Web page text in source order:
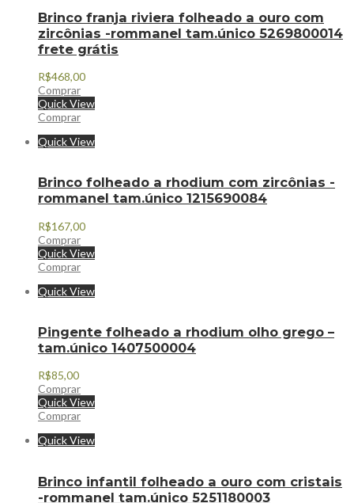
Brinco franja riviera folheado a ouro com
zircônias -rommanel tam.único 5269800014
frete grátis
R$468,00
Comprar
Quick View
Comprar
Quick View
Brinco folheado a rhodium com zircônias -
rommanel tam.único 1215690084
R$167,00
Comprar
Quick View
Comprar
Quick View
Pingente folheado a rhodium olho grego –
tam.único 1407500004
R$85,00
Comprar
Quick View
Comprar
Quick View
Brinco infantil folheado a ouro com cristais
-rommanel tam.único 5251180003